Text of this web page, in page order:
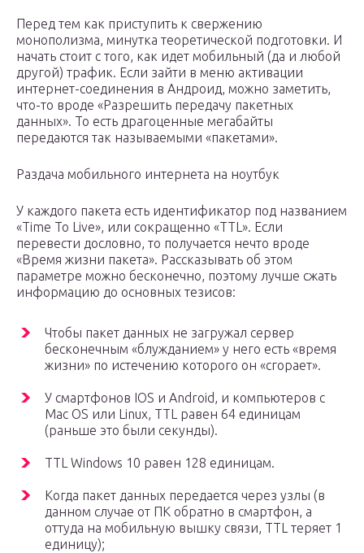
Перед тем как приступить к свержению
монополизма, минутка теоретической подготовки. И
начать стоит с того, как идет мобильный (да и любой
другой) трафик. Если зайти в меню активации
интернет-соединения в Андроид, можно заметить,
что-то вроде «Разрешить передачу пакетных
данных». То есть драгоценные мегабайты
передаются так называемыми «пакетами».
Раздача мобильного интернета на ноутбук
У каждого пакета есть идентификатор под названием
«Time To Live», или сокращенно «TTL». Если
перевести дословно, то получается нечто вроде
«Время жизни пакета». Рассказывать об этом
параметре можно бесконечно, поэтому лучше сжать
информацию до основных тезисов:
Чтобы пакет данных не загружал сервер
бесконечным «блужданием» у него есть «время
жизни» по истечению которого он «сгорает».
У смартфонов IOS и Android, и компьютеров с
Mac OS или Linux, TTL равен 64 единицам
(раньше это были секунды).
TTL Windows 10 равен 128 единицам.
Когда пакет данных передается через узлы (в
данном случае от ПК обратно в смартфон, а
оттуда на мобильную вышку связи, TTL теряет 1
единицу);